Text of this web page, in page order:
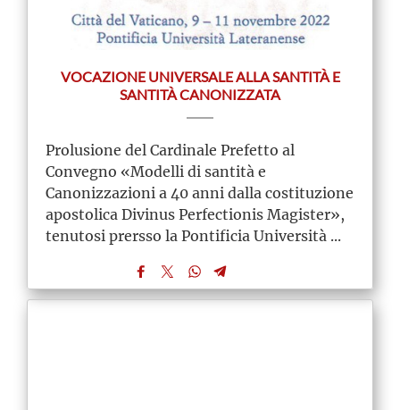
VOCAZIONE UNIVERSALE ALLA SANTITÀ E
SANTITÀ CANONIZZATA
Prolusione del Cardinale Prefetto al
Convegno «Modelli di santità e
Canonizzazioni a 40 anni dalla costituzione
apostolica Divinus Perfectionis Magister»,
tenutosi prersso la Pontificia Università ...